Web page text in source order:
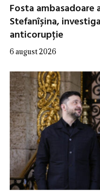
Fosta ambasadoare
Stefanîșina,
anticorupție
6 august 2026